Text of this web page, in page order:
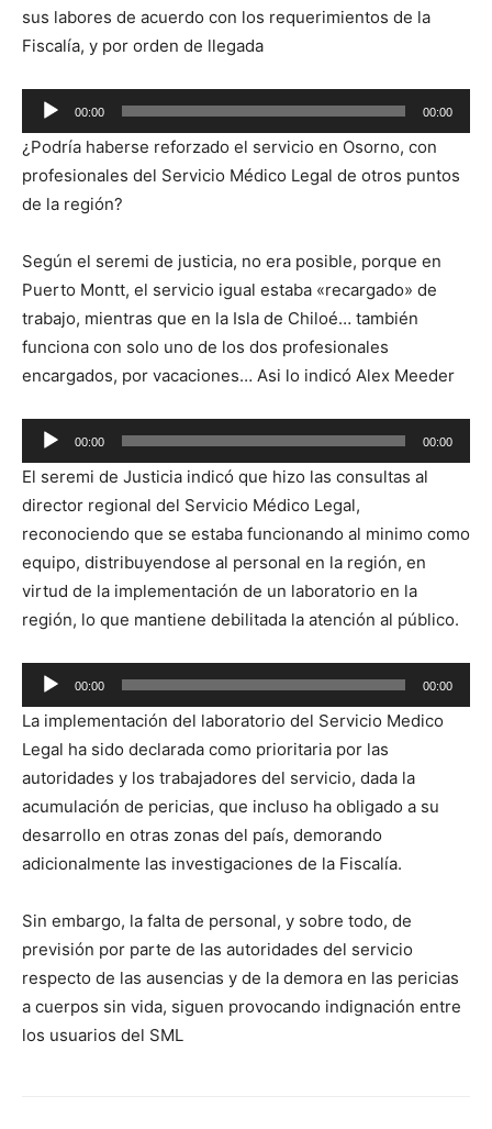
sus labores de acuerdo con los requerimientos de la
Fiscalía, y por orden de llegada
Reproductor
de
audio
00:00 00:00
¿Podría haberse reforzado el servicio en Osorno, con
profesionales del Servicio Médico Legal de otros puntos
de la región?
Según el seremi de justicia, no era posible, porque en
Puerto Montt, el servicio igual estaba «recargado» de
trabajo, mientras que en la Isla de Chiloé… también
funciona con solo uno de los dos profesionales
encargados, por vacaciones… Asi lo indicó Alex Meeder
Reproductor
de
audio
00:00 00:00
El seremi de Justicia indicó que hizo las consultas al
director regional del Servicio Médico Legal,
reconociendo que se estaba funcionando al minimo como
equipo, distribuyendose al personal en la región, en
virtud de la implementación de un laboratorio en la
región, lo que mantiene debilitada la atención al público.
Reproductor
de
audio
00:00 00:00
La implementación del laboratorio del Servicio Medico
Legal ha sido declarada como prioritaria por las
autoridades y los trabajadores del servicio, dada la
acumulación de pericias, que incluso ha obligado a su
desarrollo en otras zonas del país, demorando
adicionalmente las investigaciones de la Fiscalía.
Sin embargo, la falta de personal, y sobre todo, de
previsión por parte de las autoridades del servicio
respecto de las ausencias y de la demora en las pericias
a cuerpos sin vida, siguen provocando indignación entre
los usuarios del SML